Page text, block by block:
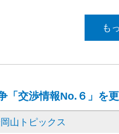
も
「交渉情報No.６」を更
山トピックス